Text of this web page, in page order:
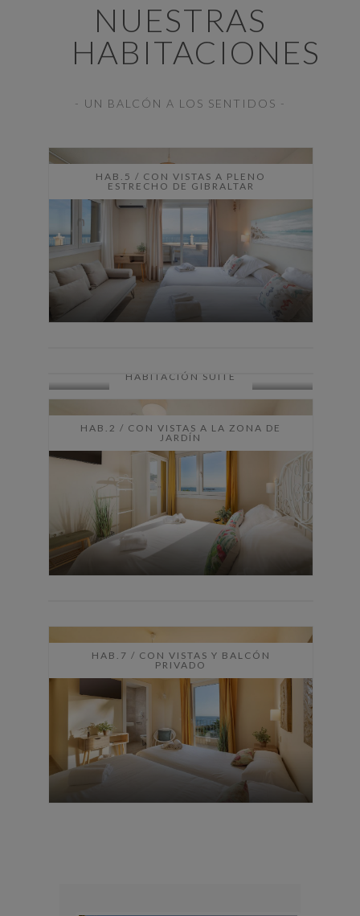
NUESTRAS
HABITACIONES
- UN BALCÓN A LOS SENTIDOS -
HAB.5 / CON VISTAS A PLENO
ESTRECHO DE GIBRALTAR
HABITACIÓN SUITE
HAB.6 / CON VISTAS A PLENO
ESTRECHO DE GIBRALTAR
HAB.2 / CON VISTAS A LA ZONA DE
JARDÍN
HAB.4 / CON VISTAS
HAB.7 / CON VISTAS Y BALCÓN
PRIVADO